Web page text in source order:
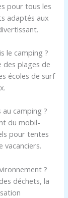
pour tous les
adaptés aux
le camping ?
plages de
écoles de surf
camping ?
du mobil-
pour tentes
vacanciers.
?
déchets, la